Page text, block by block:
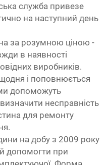
служба привезе
на наступний день
за розумною ціною -
в наявності
виробників.
і поповнюється
допоможуть
несправність
для ремонту
на добу з 2009 року
допомогти при